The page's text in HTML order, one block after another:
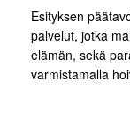
Esityksen
palvelut, jotka
elämän, sekä
varmistamalla